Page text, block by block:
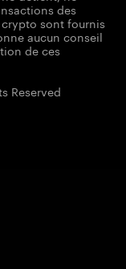
des
sont fournis
aucun conseil
de ces